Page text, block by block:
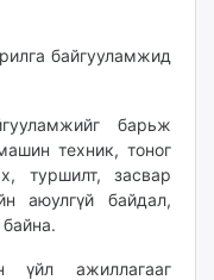
байгууламжид
барьж
техник, тоног
туршилт, засвар
аюулгүй байдал,
үйл ажиллагааг